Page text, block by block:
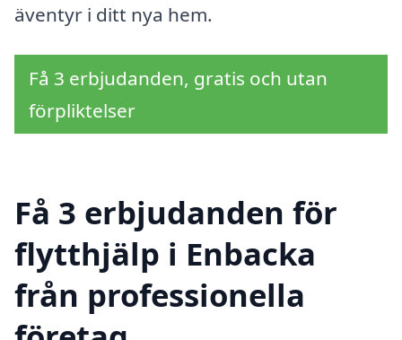
äventyr i ditt nya hem.
Få 3 erbjudanden, gratis och utan
förpliktelser
Få 3 erbjudanden för
flytthjälp i Enbacka
från professionella